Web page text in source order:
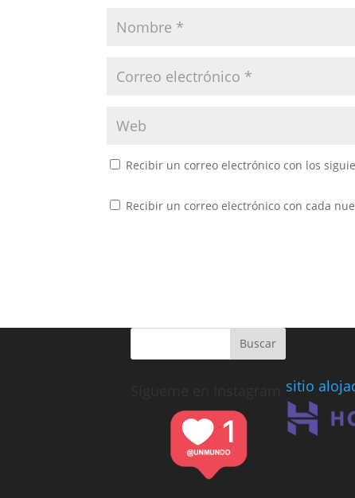
Recibir un correo electrónico con los
Recibir un correo electrónico con cada
sitio